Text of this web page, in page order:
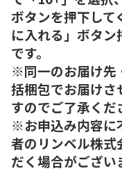
ボタンを押下して
に入れる」ボタ
です。
※同一のお届け先
括梱包でお届けさ
すのでご了承くだ
※お申込み内容に
者のリンベル株式
だく場合がござい